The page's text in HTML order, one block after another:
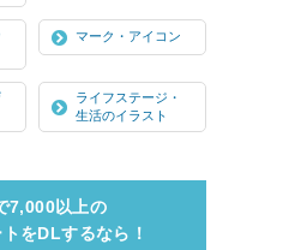
マーク・アイコン
ライフステージ・
生活のイラスト
7,000以上の
をDLするなら！